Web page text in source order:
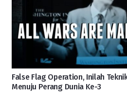
False Flag Operation, Inilah
Menuju Perang Dunia Ke-3